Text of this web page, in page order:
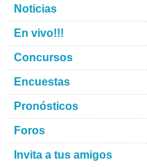
Noticias
En vivo!!!
Concursos
Encuestas
Pronósticos
Foros
Invita a tus amigos